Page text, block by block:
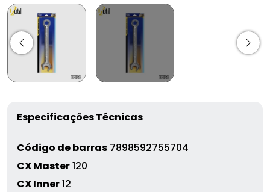
Especificações Técnicas
Código de barras 7898592755704
CX Master120
CX Inner12